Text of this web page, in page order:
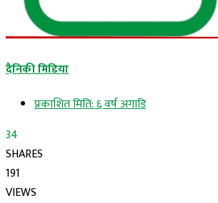
दैनिकी मिडिया
प्रकाशित मिति:६ वर्ष अगाडि
34
SHARES
191
VIEWS